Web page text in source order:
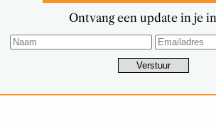
Ontvang een update in je